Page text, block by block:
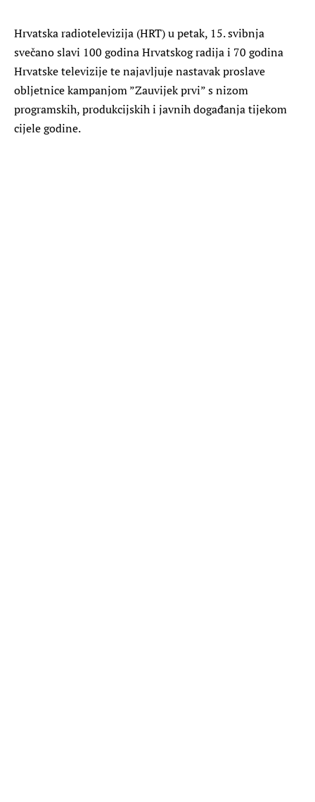
Hrvatska radiotelevizija (HRT) u petak, 15. svibnja
svečano slavi 100 godina Hrvatskog radija i 70 godina
Hrvatske televizije te najavljuje nastavak proslave
obljetnice kampanjom ”Zauvijek prvi” s nizom
programskih, produkcijskih i javnih događanja tijekom
cijele godine.